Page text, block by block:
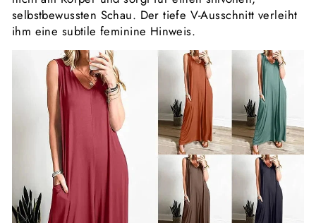
selbstbewussten Schau. Der tiefe V-Ausschnitt verleiht
ihm eine subtile feminine Hinweis.